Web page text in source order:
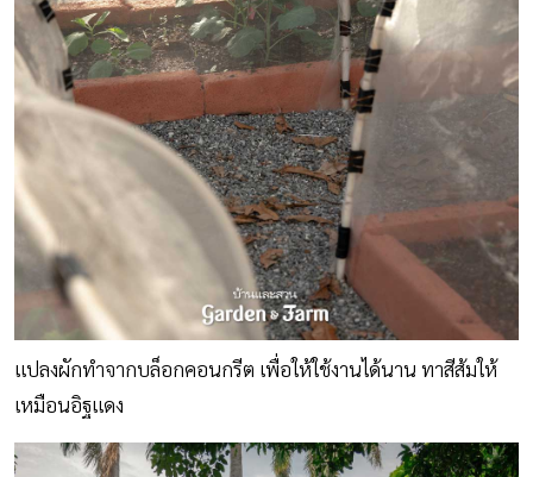
แปลงผักทำจากบล็อกคอนกรีต เพื่อให้ใช้งานได้นาน ทาสีส้มให้
เหมือนอิฐแดง